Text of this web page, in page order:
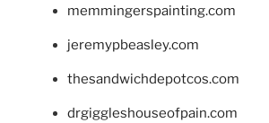
memmingerspainting.com
jeremypbeasley.com
thesandwichdepotcos.com
drgiggleshouseofpain.com